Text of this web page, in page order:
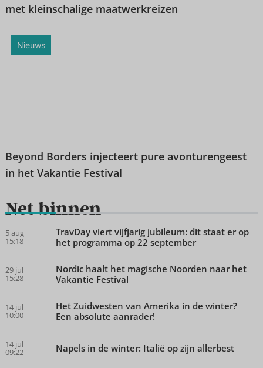
met kleinschalige maatwerkreizen
Nieuws
Beyond Borders injecteert pure avonturengeest
in het Vakantie Festival
Net binnen
5 aug
15:18
TravDay viert vijfjarig jubileum: dit staat er op
het programma op 22 september
29 jul
15:28
Nordic haalt het magische Noorden naar het
Vakantie Festival
14 jul
10:00
Het Zuidwesten van Amerika in de winter?
Een absolute aanrader!
14 jul
09:22 Napels in de winter: Italië op zijn allerbest